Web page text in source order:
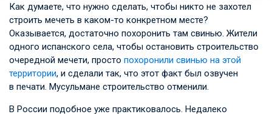
Как думаете, что нужно сделать, чтобы никто не захотел
строить мечеть в каком-то конкретном месте?
Оказывается, достаточно похоронить там свинью. Жители
одного испанского села, чтобы остановить строительство
очередной мечети, просто похоронили свинью на этой
территории, и сделали так, что этот факт был озвучен
в печати. Мусульмане строительство отменили.
В России подобное уже практиковалось. Недалеко